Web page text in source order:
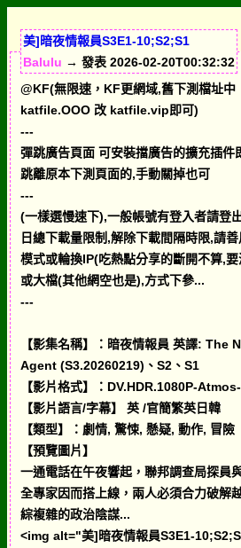
美]暗夜情報員S3E1-10;S2;S1
Balulu → 發表 2026-02-20T00:32:32
@KF(無限速，KF更網域,舊下測檔址中
katfile.OOO 改 katfile.vip即可)
---
彈跳廣告頁面 可安裝擋廣告的擴充插件
跳離原本下測頁面的,手動關掉也可
---
(一樣選慢速下),一般帳號有登入者請登
日總下載量限制,解除下載間隔時限,請
模式或輪換IP(吃熱點分享的斷開不算,
或大檔(其他網空也是),方式下參...
---
【影集名稱】：暗夜情報員 英譯: The
Agent (S3.20260219)、S2、S1
【影片格式】：DV.HDR.1080P-
【影片語言/字幕】 英 /官簡繁英日韓
【類型】：劇情, 驚悚, 懸疑, 動作, 冒險
【預覽圖片】
一通電話在午夜響起，聯邦調查局探員
全專家因而搭上線，兩人必須合力破解
綜複雜的政治陰謀...
<img alt="美]暗夜情報員S3E1-